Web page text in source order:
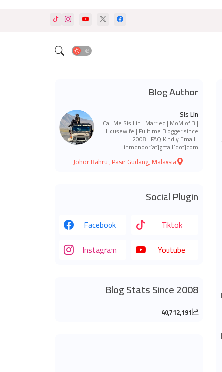
Blog Author
Sis Lin
Call Me Sis Lin | Married | MoM of 3 |
Housewife | Fulltime Blogger since
2008 . FAQ Kindly Email :
linmdnoor[at]gmail[dot]com
Johor Bahru , Pasir Gudang, Malaysia
Social Plugin
Facebook
Tiktok
Instagram
Youtube
Blog Stats Since 2008
40,712,191